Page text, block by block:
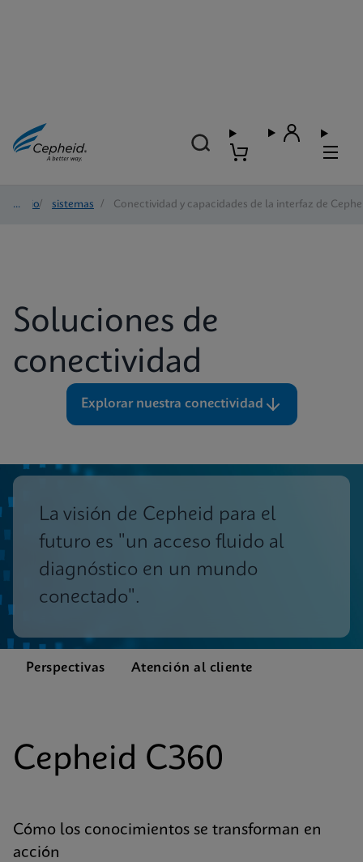
Inicio/ sistemas / Conectividad y capacidades de la interfaz de
Soluciones de
conectividad
Explorar nuestra conectividad
La visión de Cepheid para el
futuro es "un acceso fluido al
diagnóstico en un mundo
conectado".
Perspectivas Atención al cliente
Cepheid C360
Cómo los conocimientos se transforman en
acción